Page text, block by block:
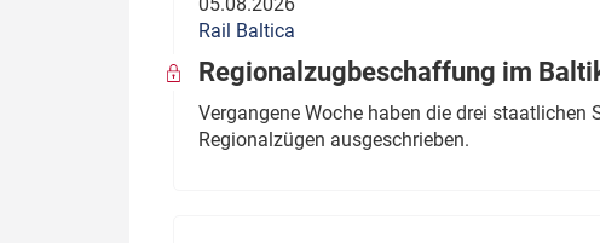
Rail Baltica
Regionalzugbeschaffung im
Vergangene Woche haben die drei staatlichen
Regionalzügen ausgeschrieben.